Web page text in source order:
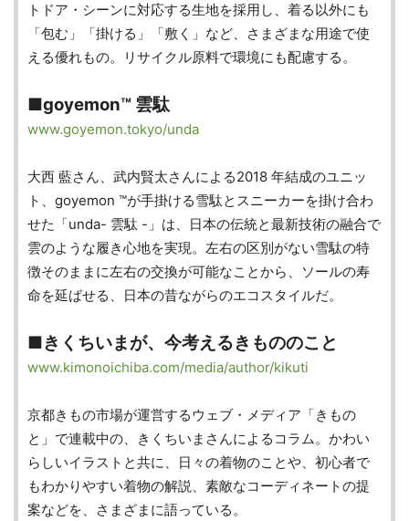
トドア・シーンに対応する生地を採用し、着る以外にも
「包む」「掛ける」「敷く」など、さまざまな用途で使
える優れもの。リサイクル原料で環境にも配慮する。
■goyemon™️ 雲駄
www.goyemon.tokyo/unda
大西 藍さん、武内賢太さんによる2018 年結成のユニッ
ト、goyemon ™が手掛ける雪駄とスニーカーを掛け合わ
せた「unda- 雲駄 -」は、日本の伝統と最新技術の融合で
雲のような履き心地を実現。左右の区別がない雪駄の特
徴そのままに左右の交換が可能なことから、ソールの寿
命を延ばせる、日本の昔ながらのエコスタイルだ。
■きくちいまが、今考えるきもののこと
www.kimonoichiba.com/media/author/kikuti
京都きもの市場が運営するウェブ・メディア「きもの
と」で連載中の、きくちいまさんによるコラム。かわい
らしいイラストと共に、日々の着物のことや、初心者で
もわかりやすい着物の解説、素敵なコーディネートの提
案などを、さまざまに語っている。